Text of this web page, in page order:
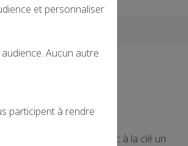
concours national avec à la clé un
et personnaliser
Aucun autre
participent à rendre